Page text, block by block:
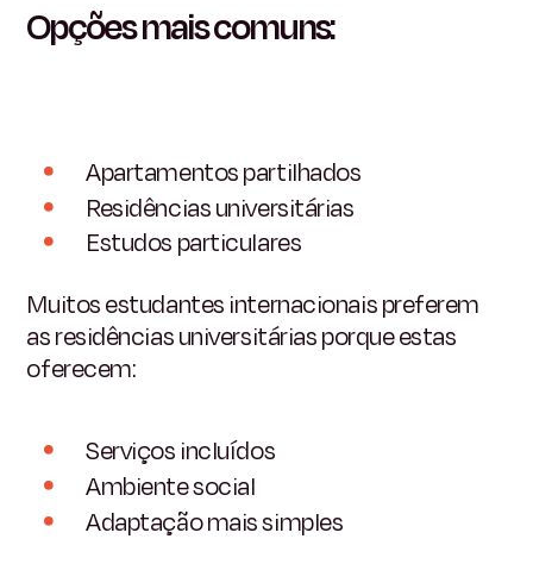
Opções mais comuns:
Apartamentos partilhados
Residências universitárias
Estudos particulares
Muitos estudantes internacionais preferem
as residências universitárias porque estas
oferecem:
Serviços incluídos
Ambiente social
Adaptação mais simples